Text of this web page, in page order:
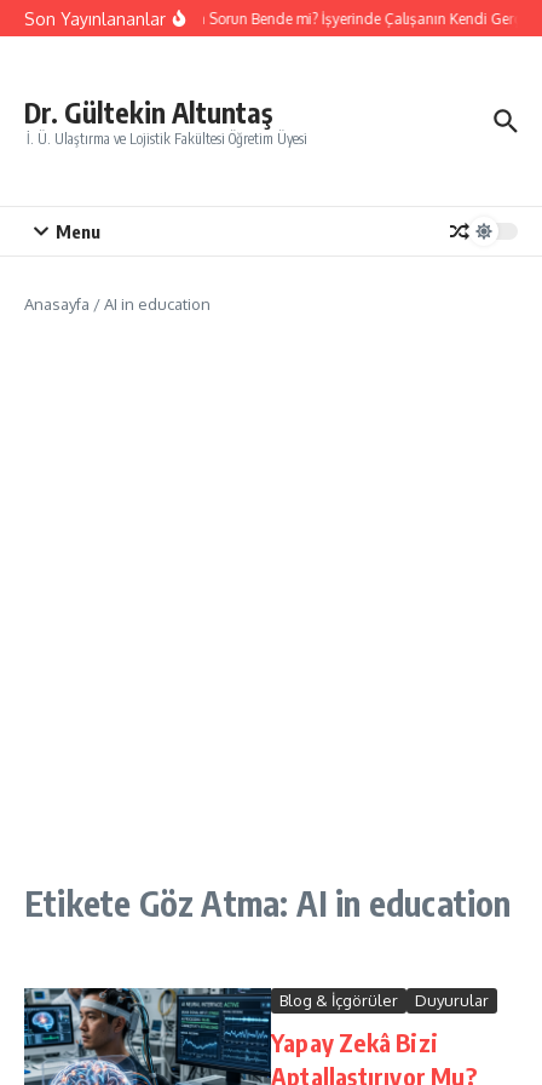
İçeriğe atla
Son YayınlananlarAcaba Sorun Bende mi? İşyerinde Çalışanın Kendi
Dr. Gültekin Altuntaş
İ. Ü. Ulaştırma ve Lojistik Fakültesi Öğretim Üyesi
Menu
Anasayfa /AI in education
Etikete Göz Atma: AI in education
Blog & İçgörüler Duyurular
Yapay Zekâ Bizi
Aptallaştırıyor Mu?